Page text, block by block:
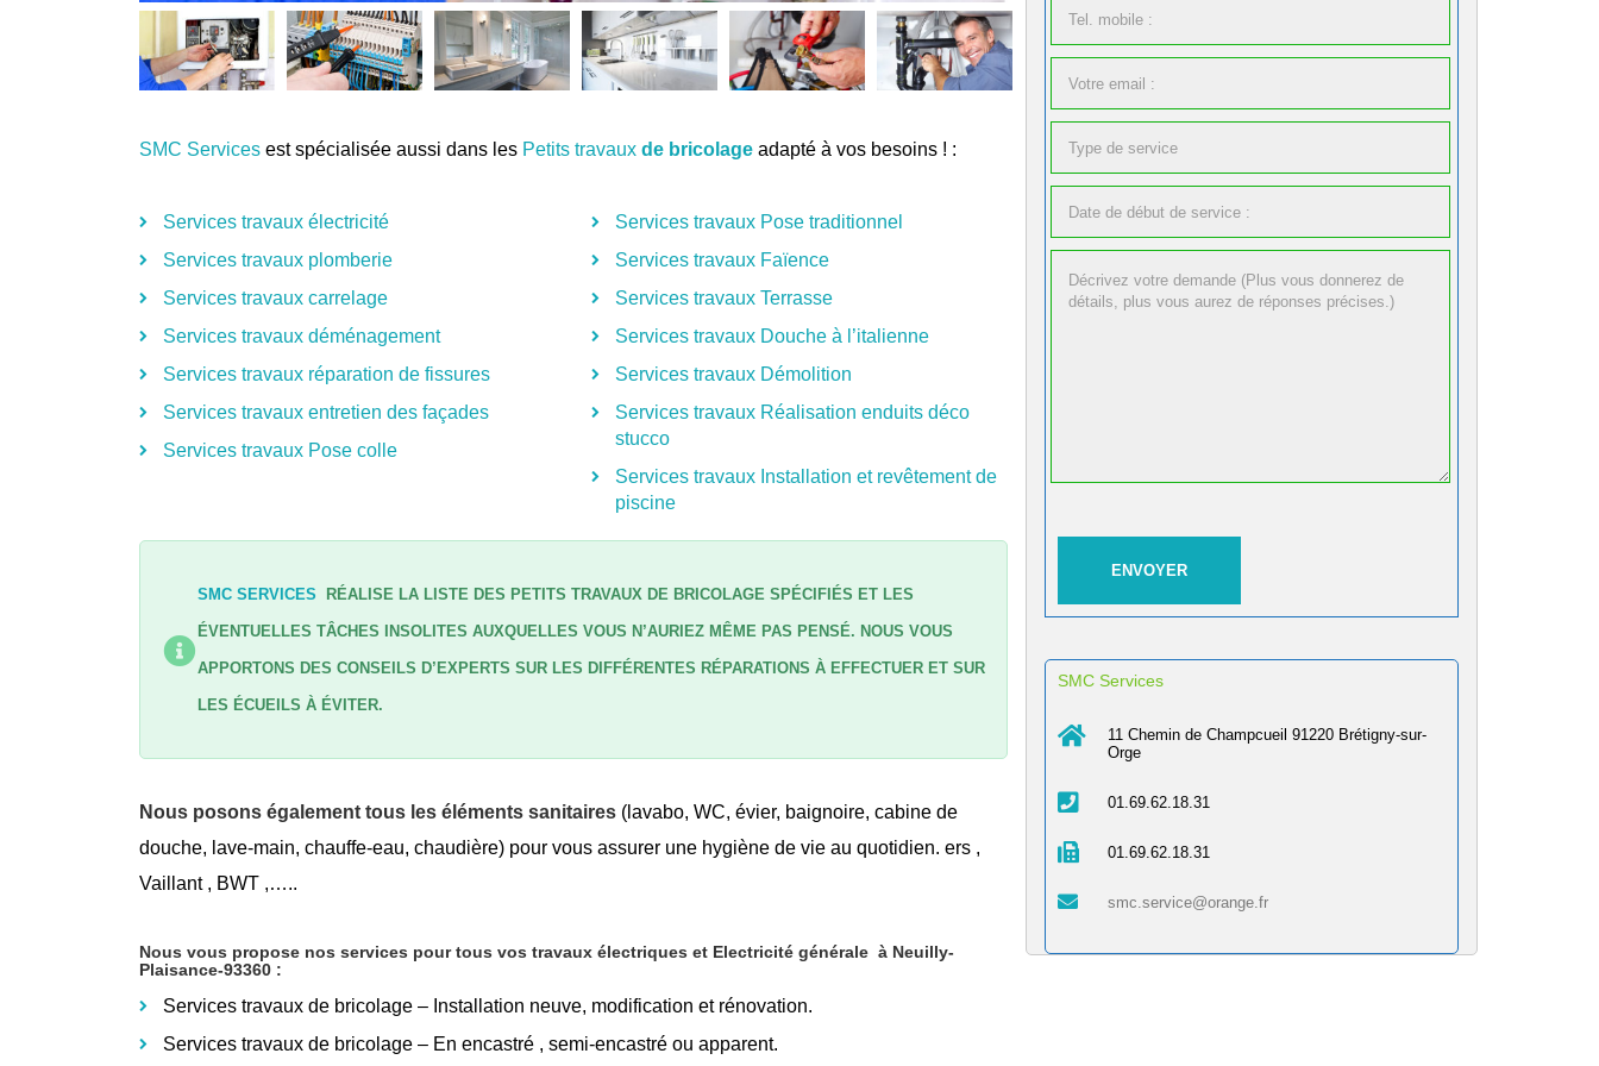
SMC Services est spécialisée aussi dans les Petits travaux de bricolage adapté à vos besoins ! :
Services travaux électricité
Services travaux plomberie
Services travaux carrelage
Services travaux déménagement
Services travaux réparation de fissures
Services travaux entretien des façades
Services travaux Pose colle
Services travaux Pose traditionnel
Services travaux Faïence
Services travaux Terrasse
Services travaux Douche à l’italienne
Services travaux Démolition
Services travaux Réalisation enduits déco
stucco
Services travaux Installation et revêtement de
piscine
SMC SERVICES RÉALISE LA LISTE DES PETITS TRAVAUX DE BRICOLAGE SPÉCIFIÉS ET LES
ÉVENTUELLES TÂCHES INSOLITES AUXQUELLES VOUS N’AURIEZ MÊME PAS PENSÉ. NOUS VOUS
APPORTONS DES CONSEILS D’EXPERTS SUR LES DIFFÉRENTES RÉPARATIONS À EFFECTUER ET SUR
LES ÉCUEILS À ÉVITER.
Nous posons également tous les éléments sanitaires (lavabo, WC, évier, baignoire, cabine de
douche, lave-main, chauffe-eau, chaudière) pour vous assurer une hygiène de vie au quotidien. ers ,
Vaillant , BWT ,…..
Nous vous propose nos services pour tous vos travaux électriques et Electricité générale à Neuilly-
Plaisance-93360 :
Services travaux de bricolage – Installation neuve, modification et rénovation.
Services travaux de bricolage – En encastré , semi-encastré ou apparent.
SMC Services
11 Chemin de Champcueil 91220 Brétigny-sur-
Orge
01.69.62.18.31
01.69.62.18.31
smc.service@orange.fr